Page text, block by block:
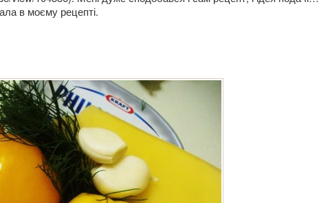
в моєму рецепті.